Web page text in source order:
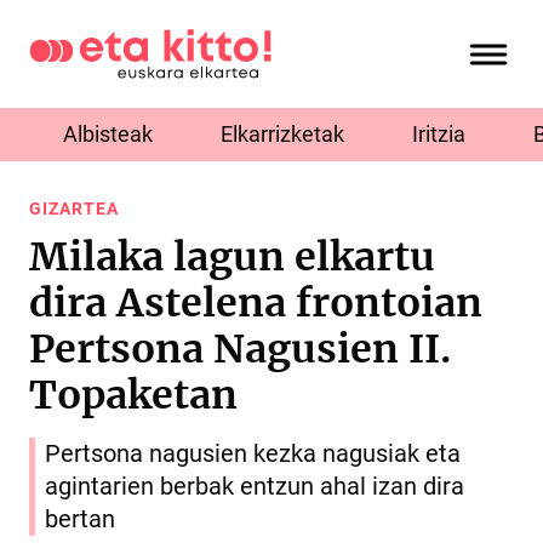
Albisteak Elkarrizketak Iritzia
GIZARTEA
Milaka lagun elkartu
dira Astelena frontoian
Pertsona Nagusien II.
Topaketan
Pertsona nagusien kezka nagusiak eta
agintarien berbak entzun ahal izan dira
bertan